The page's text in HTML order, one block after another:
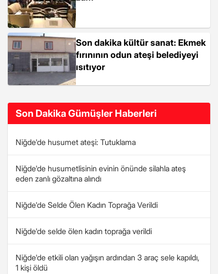
Son dakika kültür sanat: Ekmek
fırınının odun ateşi belediyeyi
ısıtıyor
Son Dakika Gümüşler Haberleri
Niğde'de husumet ateşi: Tutuklama
Niğde'de husumetlisinin evinin önünde silahla ateş
eden zanlı gözaltına alındı
Niğde'de Selde Ölen Kadın Toprağa Verildi
Niğde'de selde ölen kadın toprağa verildi
Niğde'de etkili olan yağışın ardından 3 araç sele kapıldı,
1 kişi öldü